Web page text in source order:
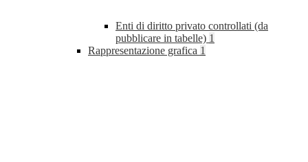
Enti di diritto privato controllati (da
pubblicare in tabelle) 1
Rappresentazione grafica 1